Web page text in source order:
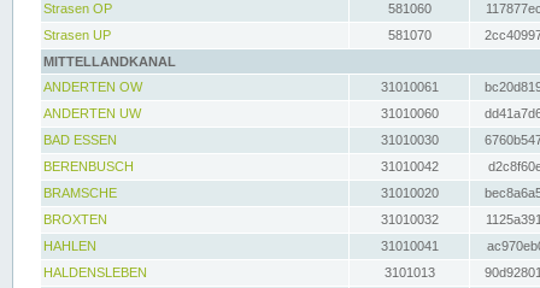
Strasen OP
581060
Strasen UP
581070
MITTELLANDKANAL
ANDERTEN OW
31010061
ANDERTEN UW
31010060
BAD ESSEN
31010030
BERENBUSCH
31010042
BRAMSCHE
31010020
BROXTEN
31010032
HAHLEN
31010041
HALDENSLEBEN
3101013